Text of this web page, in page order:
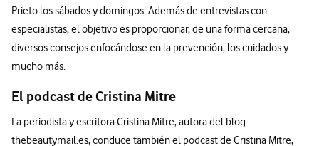
Prieto los sábados y domingos. Además de entrevistas con
especialistas, el objetivo es proporcionar, de una forma cercana,
diversos consejos enfocándose en la prevención, los cuidados y
mucho más.
El podcast de Cristina Mitre
La periodista y escritora Cristina Mitre, autora del blog
thebeautymail.es, conduce también el podcast de Cristina Mitre,